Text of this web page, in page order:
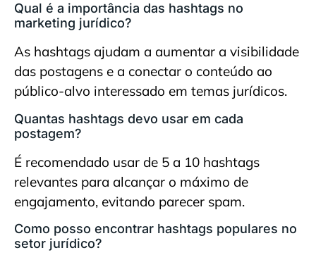
Qual é a importância das hashtags no
marketing jurídico?
As hashtags ajudam a aumentar a visibilidade
das postagens e a conectar o conteúdo ao
público-alvo interessado em temas jurídicos.
Quantas hashtags devo usar em cada
postagem?
É recomendado usar de 5 a 10 hashtags
relevantes para alcançar o máximo de
engajamento, evitando parecer spam.
Como posso encontrar hashtags populares no
setor jurídico?